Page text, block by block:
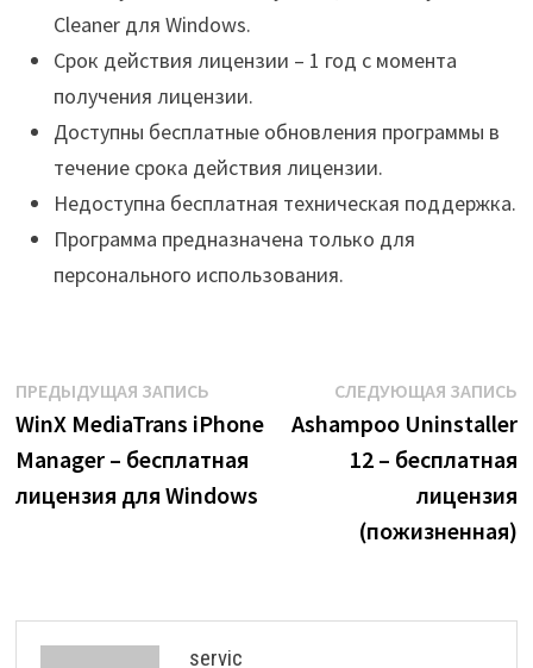
Cleaner для Windows.
Срок действия лицензии – 1 год с момента
получения лицензии.
Доступны бесплатные обновления программы в
течение срока действия лицензии.
Недоступна бесплатная техническая поддержка.
Программа предназначена только для
персонального использования.
Навигация
по
записям
ПРЕДЫДУЩАЯ ЗАПИСЬПредыдущая
запись:
WinX MediaTrans iPhone
Manager – бесплатная
лицензия для Windows
СЛЕДУЮЩАЯ ЗАПИСЬ
Ashampoo Uninstaller
12 – бесплатная
лицензия
(пожизненная)
servic